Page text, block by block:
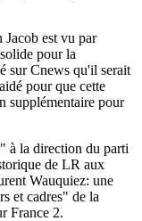
est vu par
pour la
sur Cnews qu'il serait
pour que cette
supplémentaire pour
à la direction du parti
de LR aux
Wauquiez: une
et cadres" de la
France 2.